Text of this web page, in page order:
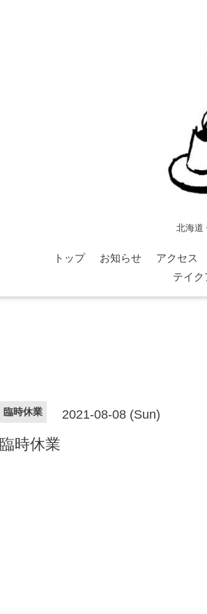
北海道
トップ お知らせ アクセス
テイク
臨時休業 2021-08-08 (Sun)
臨時休業